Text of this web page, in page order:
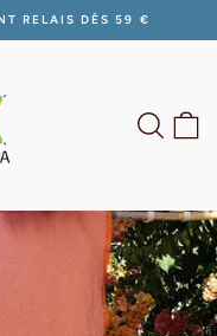
RELAIS DÈS 59 €